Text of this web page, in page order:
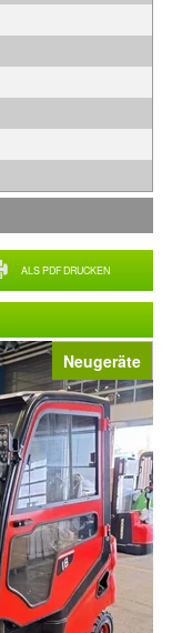
Neugeräte
ALS PDF DRUCKEN